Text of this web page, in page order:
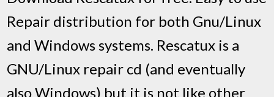
Repair distribution for both Gnu/Linux
and Windows systems. Rescatux is a
GNU/Linux repair cd (and eventually
also Windows) but it is not like other